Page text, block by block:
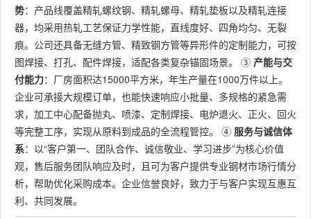
势：产品线覆盖精轧螺纹钢、精轧螺母、精轧垫板以及精轧连接
器，均采用热轧工艺保证力学性能，直线度好、四角均匀、无裂
痕。公司还具备无缝方管、精致钢方管等异形件的定制能力，可按
图焊接、打孔、配件焊接，适配各类复杂锚固场景。 ③ 产能与交
付能力：厂房面积达15000平方米，年生产量在1000万件以上。
企业可承接大规模订单，也能快速响应小批量、多规格的紧急需
求，加工中心配备抛丸、喷漆、定制焊接、电炉退火、正火、回火
等完整工序，实现从原料到成品的全流程管控。 ④ 服务与诚信体
系：以“客户第一、团队合作、诚信敬业、学习进步”为核心价值
观，售后服务团队响应及时，且可为客户提供专业钢材市场行情分
析，帮助优化采购成本。企业信誉良好，致力于与客户实现互惠互
利、共同发展。